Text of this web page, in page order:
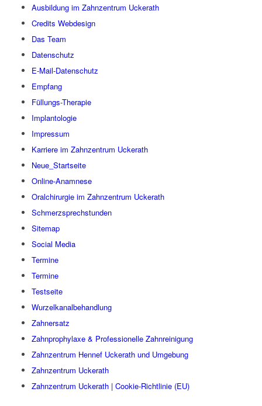
Ausbildung im Zahnzentrum Uckerath
Credits Webdesign
Das Team
Datenschutz
E-Mail-Datenschutz
Empfang
Füllungs-Therapie
Implantologie
Impressum
Karriere im Zahnzentrum Uckerath
Neue_Startseite
Online-Anamnese
Oralchirurgie im Zahnzentrum Uckerath
Schmerzsprechstunden
Sitemap
Social Media
Termine
Termine
Testseite
Wurzelkanalbehandlung
Zahnersatz
Zahnprophylaxe & Professionelle Zahnreinigung
Zahnzentrum Hennef Uckerath und Umgebung
Zahnzentrum Uckerath
Zahnzentrum Uckerath | Cookie-Richtlinie (EU)